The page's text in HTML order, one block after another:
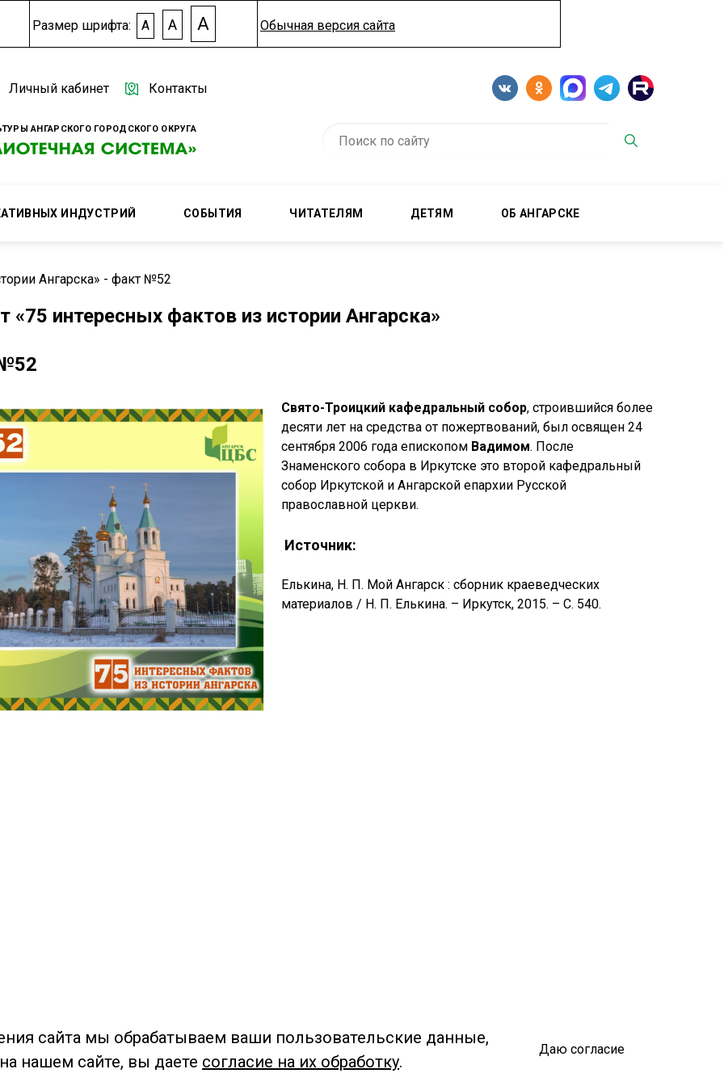
Размер шрифта: A A A Обычная версия сайта
АНГАРСКОГО ГОРОДСКОГО ОКРУГА
Личный кабинет Контакты
ИНДУСТРИЙ СОБЫТИЯ ЧИТАТЕЛЯМ ДЕТЯМ ОБ АНГАРСКЕ
Ангарска» - факт №52
«75 интересных фактов из истории Ангарска»
Свято-Троицкий кафедральный собор, строившийся более
десяти лет на средства от пожертвований, был освящен 24
сентября 2006 года епископом Вадимом. После
Знаменского собора в Иркутске это второй кафедральный
собор Иркутской и Ангарской епархии Русской
православной церкви.
Источник:
Елькина, Н. П. Мой Ангарск : сборник краеведческих
материалов / Н. П. Елькина. – Иркутск, 2015. – С. 540.
сайта мы обрабатываем ваши пользовательские данные,
нашем сайте, вы даете согласие на их обработку.
Даю согласие